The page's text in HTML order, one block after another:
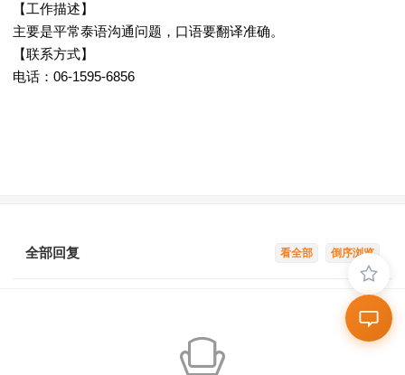
【工作描述】
主要是平常泰语沟通问题，口语要翻译准确。
【联系方式】
电话：06-1595-6856
倒序浏览
看全部
全部回复